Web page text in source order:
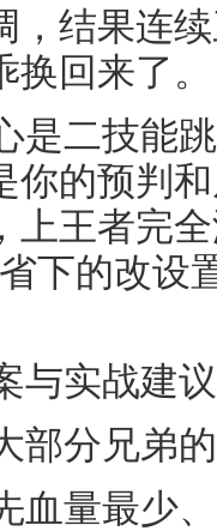
，结果连
回来了。
是二技能
你的预判
上王者完
下的改设
与实战建议
部分兄弟
血量最少